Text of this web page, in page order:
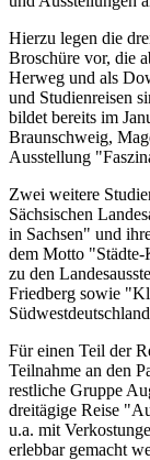
Hierzu legen die
Broschüre vor, die
Herweg und als
und Studienreisen
bildet bereits im
Braunschweig,
Ausstellung
Zwei weitere
Sächsischen
in Sachsen" und
dem Motto "Städte-
zu den
Friedberg sowie
Für einen Teil der
Teilnahme an den
restliche Gruppe
dreitägige Reise
u.a. mit
erlebbar gemacht